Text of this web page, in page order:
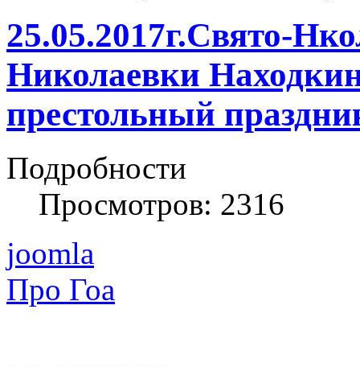
25.05.2017г.Свято-
Николаевки
престольный
Подробности
Просмотров: 2316
joomla
Про Гоа